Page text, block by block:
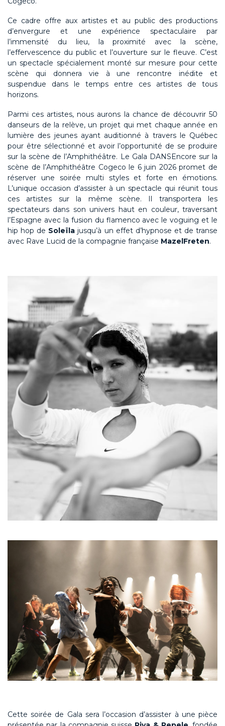
Ce cadre offre aux artistes et au public des productions
d’envergure et une expérience spectaculaire par
l’immensité du lieu, la proximité avec la scène,
l’effervescence du public et l’ouverture sur le fleuve. C’est
un spectacle spécialement monté sur mesure pour cette
scène qui donnera vie à une rencontre inédite et
suspendue dans le temps entre ces artistes de tous
horizons.
Parmi ces artistes, nous aurons la chance de découvrir 50
danseurs de la relève, un projet qui met chaque année en
lumière des jeunes ayant auditionné à travers le Québec
pour être sélectionné et avoir l’opportunité de se produire
sur la scène de l’Amphithéâtre. Le Gala DANSEncore sur la
scène de l’Amphithéâtre Cogeco le 6 juin 2026 promet de
réserver une soirée multi styles et forte en émotions.
L’unique occasion d’assister à un spectacle qui réunit tous
ces artistes sur la même scène. Il transportera les
spectateurs dans son univers haut en couleur, traversant
l’Espagne avec la fusion du flamenco avec le voguing et le
hip hop de Soleïla jusqu’à un effet d’hypnose et de transe
avec Rave Lucid de la compagnie française MazelFreten.
Cette soirée de Gala sera l’occasion d’assister à une pièce